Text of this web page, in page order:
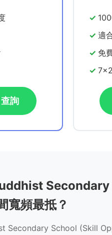
詢
適
免
頻最抵？
Secondary School (Skill